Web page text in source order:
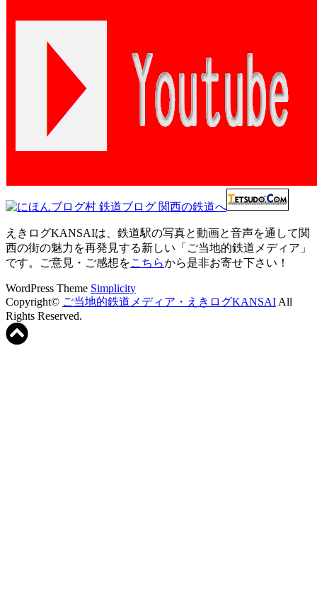
えきログKANSAIは、鉄道駅の写真と動画と音声を通して関
西の街の魅力を再発見する新しい「ご当地的鉄道メディア」
です。ご意見・ご感想をこちらから是非お寄せ下さい！
WordPress Theme Simplicity
Copyright© ご当地的鉄道メディア・えきログKANSAI All
Rights Reserved.